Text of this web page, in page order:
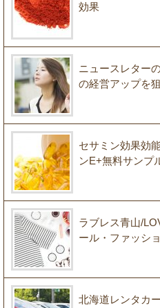
効果
ニュースレター
の経営アップを
セサミン効果効
ンE+無料サンプ
ラブレス青山/
ール・ファッシ
北海道レンタカ